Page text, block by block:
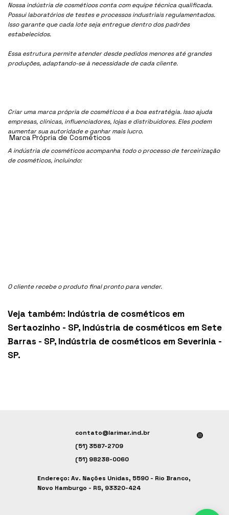
Nossa indústria de cosmétioos conta com equipe técnica qualificada.
Possui laboratórios de testes e processos industriais regulamentados.
Isso garante que cada lote seja entregue dentro dos padrões
estabelecidos.
Essa estrutura permite atender desde pedidos menores até grandes
produções, adaptando-se à necessidade de cada cliente.
Criar uma marca própria de cosméticos é a boa estratégia. Isso ajuda
empresas, clínicas, influenciadores, lojas e distribuidores. Eles podem
aumentar sua autoridade e ganhar mais lucro.
A indústria de cosméticos acompanha todo o processo de terceirização
de cosméticos, incluindo:
O cliente recebe o produto final pronto para vender.
Veja também: Indústria de cosméticos em
Sertaozinho - SP, Indústria de cosméticos em Sete
Barras - SP, Indústria de cosméticos em Severinia -
SP.
Marca Própria de Cosméticos
contato@larimar.ind.br
(51) 3587-2709
(51) 98238-0060
Endereço: Av. Nações Unidas, 5590 - Rio Branco,
Novo Hamburgo - RS, 93320-424